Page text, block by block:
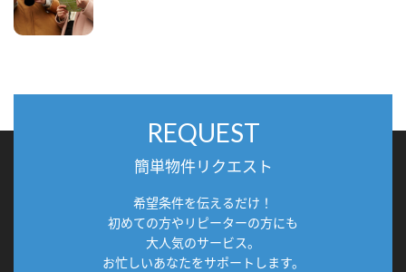
REQUEST
簡単物件リクエスト
希望条件を伝えるだけ！
初めての方やリピーターの方にも
大人気のサービス。
お忙しいあなたをサポートします。